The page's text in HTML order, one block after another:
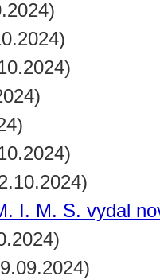
I. M. S. vydal